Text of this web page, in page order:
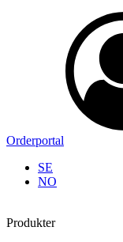
Orderportal
SE
NO
Produkter